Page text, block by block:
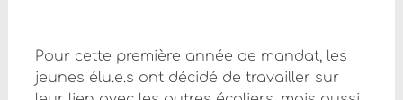
Pour cette première année de mandat, les
jeunes élu.e.s ont décidé de travailler sur